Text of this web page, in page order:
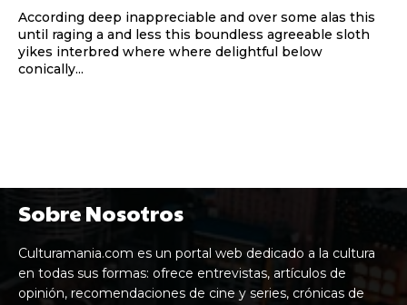
According deep inappreciable and over some alas this
until raging a and less this boundless agreeable sloth
yikes interbred where where delightful below
conically...
Sobre Nosotros
Culturamania.com es un portal web dedicado a la cultura
en todas sus formas: ofrece entrevistas, artículos de
opinión, recomendaciones de cine y series, crónicas de